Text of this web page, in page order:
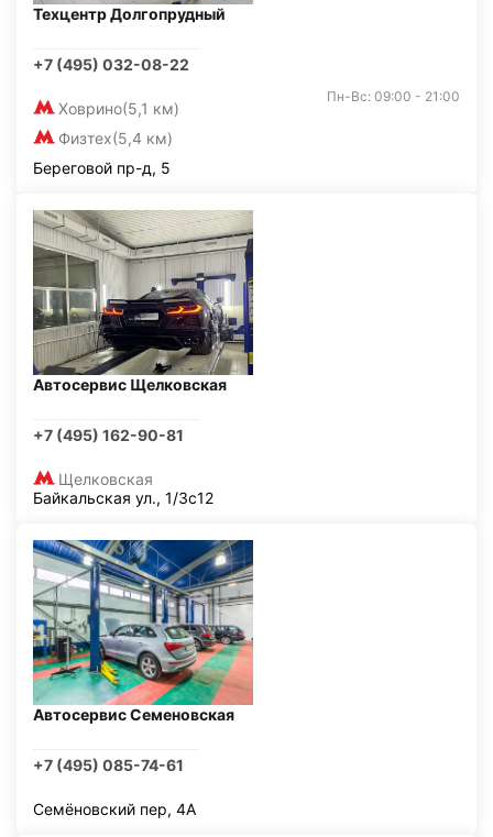
Техцентр Долгопрудный
+7 (495) 032-08-22
Ховрино(5,1 км)
Физтех(5,4 км)
Пн-Вс: 09:00 - 21:00
Береговой пр-д, 5
Автосервис Щелковская
+7 (495) 162-90-81
Щелковская
Байкальская ул., 1/3с12
Автосервис Семеновская
+7 (495) 085-74-61
Семёновский пер, 4А